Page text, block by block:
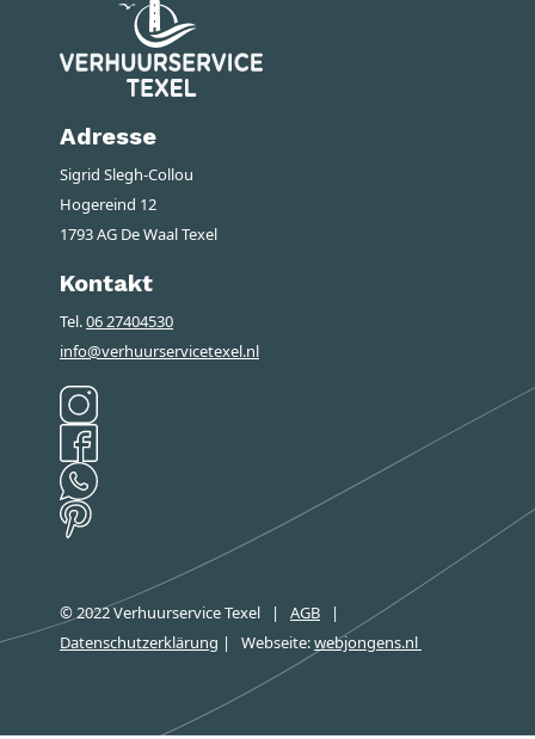
Adresse
Sigrid Slegh-Collou
Hogereind 12
1793 AG De Waal Texel
Kontakt
Tel.06 27404530
info@verhuurservicetexel.nl
© 2022 Verhuurservice Texel | AGB
|
Datenschutzerklärung | Webseite:webjongens.nl